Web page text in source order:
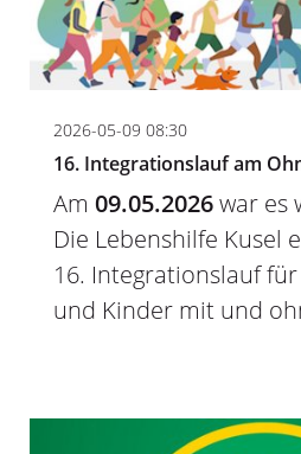
2026-05-09 08:30
16. Integrationslauf am
Am 09.05.2026war es
Die Lebenshilfe Kusel
16. Integrationslauf
und Kinder mit und